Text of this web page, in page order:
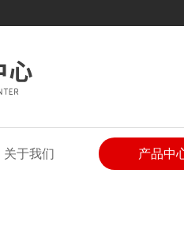
关于我们 产品中